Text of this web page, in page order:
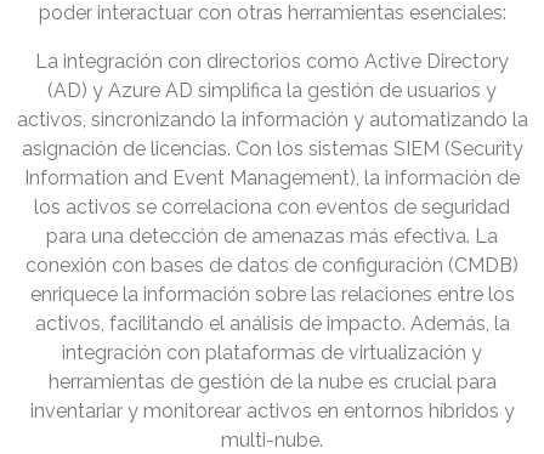
poder interactuar con otras herramientas esenciales:
La integración con directorios como Active Directory
(AD) y Azure AD simplifica la gestión de usuarios y
activos, sincronizando la información y automatizando la
asignación de licencias. Con los sistemas SIEM (Security
Information and Event Management), la información de
los activos se correlaciona con eventos de seguridad
para una detección de amenazas más efectiva. La
conexión con bases de datos de configuración (CMDB)
enriquece la información sobre las relaciones entre los
activos, facilitando el análisis de impacto. Además, la
integración con plataformas de virtualización y
herramientas de gestión de la nube es crucial para
inventariar y monitorear activos en entornos híbridos y
multi-nube.